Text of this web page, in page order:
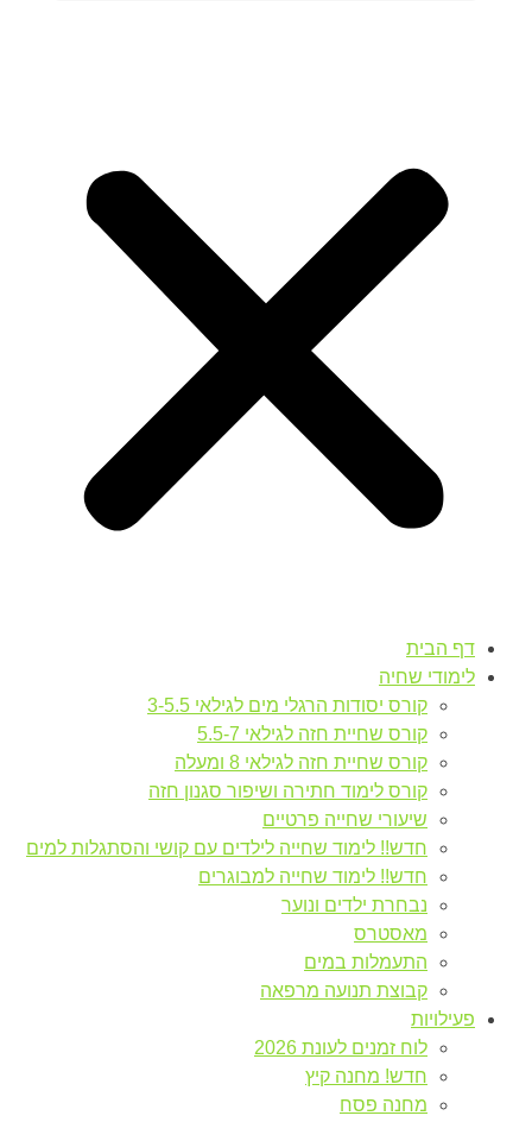
דף הבית
לימודי שחיה
קורס יסודות הרגלי מים לגילאי 3-5.5
קורס שחיית חזה לגילאי 5.5-7
קורס שחיית חזה לגילאי 8 ומעלה
קורס לימוד חתירה ושיפור סגנון חזה
שיעורי שחייה פרטיים
חדש!! לימוד שחייה לילדים עם קושי והסתגלות למים
חדש!! לימוד שחייה למבוגרים
נבחרת ילדים ונוער
מאסטרס
התעמלות במים
קבוצת תנועה מרפאה
פעילויות
לוח זמנים לעונת 2026
חדש! מחנה קיץ
מחנה פסח